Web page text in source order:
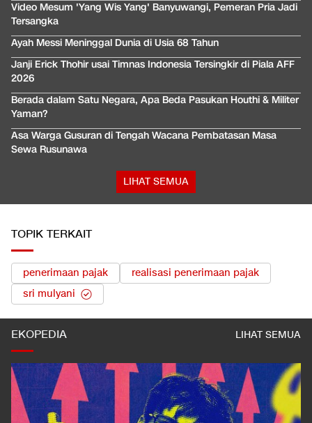
Video Mesum 'Yang Wis Yang' Banyuwangi, Pemeran Pria Jadi
Tersangka
Ayah Messi Meninggal Dunia di Usia 68 Tahun
Janji Erick Thohir usai Timnas Indonesia Tersingkir di Piala AFF
2026
Berada dalam Satu Negara, Apa Beda Pasukan Houthi & Militer
Yaman?
Asa Warga Gusuran di Tengah Wacana Pembatasan Masa
Sewa Rusunawa
LIHAT SEMUA
TOPIK TERKAIT
penerimaan pajak
realisasi penerimaan pajak
sri mulyani
EKOPEDIA LIHAT SEMUA